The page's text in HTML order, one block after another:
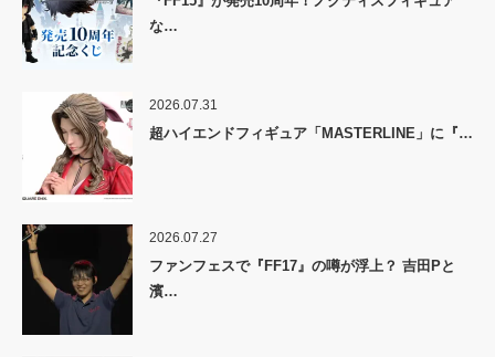
な…
2026.07.31
超ハイエンドフィギュア「MASTERLINE」に『…
2026.07.27
ファンフェスで『FF17』の噂が浮上？ 吉田Pと
濱…